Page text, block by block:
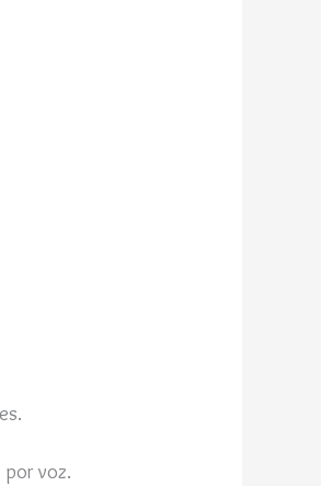
por voz.